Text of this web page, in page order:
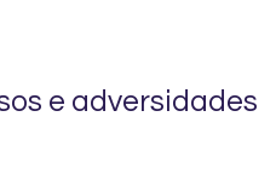
e adversidades